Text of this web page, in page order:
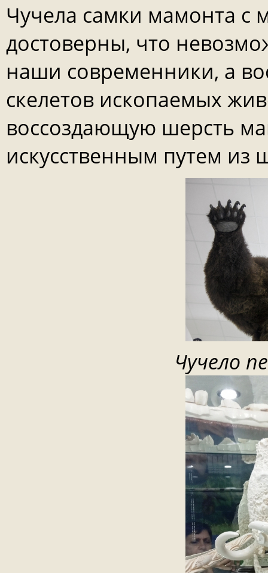
Чучела самки мамонта с
достоверны, что
наши современники, а
скелетов ископаемых
воссоздающую шерсть
искусственным путем из
Чучело